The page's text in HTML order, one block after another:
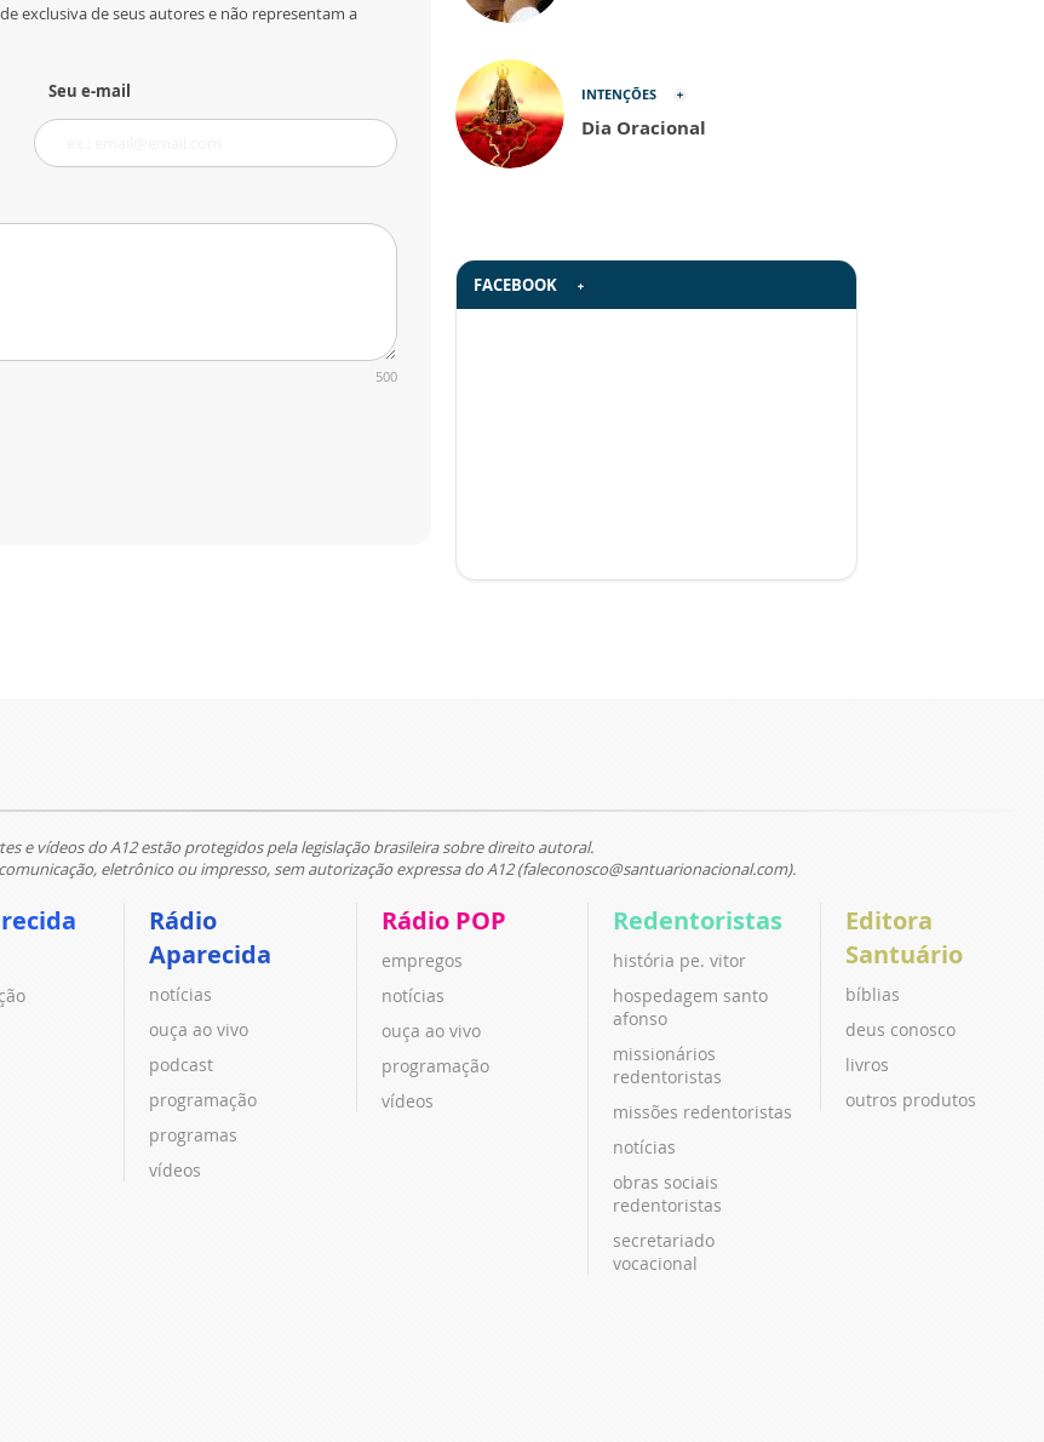
exclusiva de seus autores e não representam a
Seu e-mail
500
INTENÇÕES
Dia Oracional
FACEBOOK
e vídeos do A12 estão protegidos pela legislação brasileira sobre direito autoral.
eletrônico ou impresso, sem autorização expressa do A12 (faleconosco@santuarionacional.com).
Rádio
Aparecida
notícias
ouça ao vivo
podcast
programação
programas
vídeos
Rádio POP
empregos
notícias
ouça ao vivo
programação
vídeos
Redentoristas
história pe. vitor
hospedagem santo
afonso
missionários
redentoristas
missões redentoristas
notícias
obras sociais
redentoristas
secretariado
vocacional
Editora
Santuário
bíblias
deus conosco
livros
outros produtos